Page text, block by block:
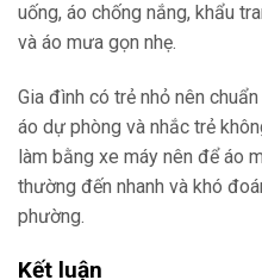
uống, áo chống nắng, khẩu
và áo mưa gọn nhẹ.
Gia đình có trẻ nhỏ nên
áo dự phòng và nhắc trẻ
làm bằng xe máy nên để áo
thường đến nhanh và khó
phường.
Kết luận